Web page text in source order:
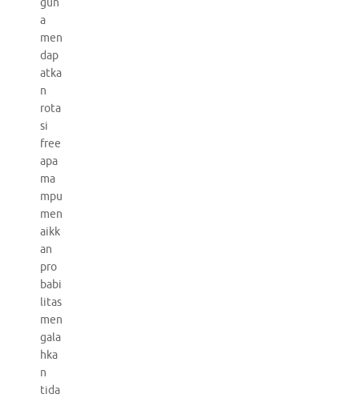
a
men
dap
atka
n
rota
si
free
apa
ma
mpu
men
aikk
an
pro
babi
litas
men
gala
hka
n
tida